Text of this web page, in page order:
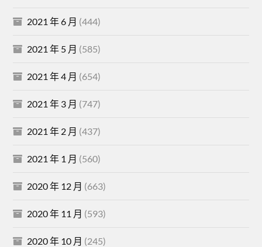
2021 年 6 月 (444)
2021 年 5 月 (585)
2021 年 4 月 (654)
2021 年 3 月 (747)
2021 年 2 月 (437)
2021 年 1 月 (560)
2020 年 12 月 (663)
2020 年 11 月 (593)
2020 年 10 月 (245)